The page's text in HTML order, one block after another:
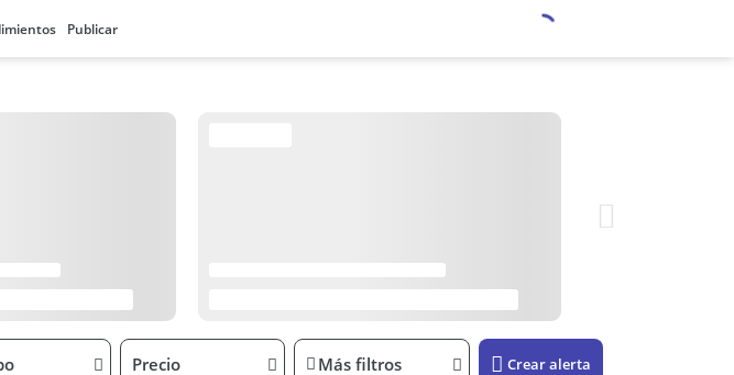
Publicar
Precio Más filtros Crear alerta